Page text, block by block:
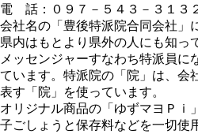
電 話：０９７－５４３－３１３
会社名の「豊後特派院合同会社」
県内はもとより県外の人にも知っ
メッセンジャーすなわち特派員に
ています。特派院の「院」は、会
表す「院」を使っています。
オリジナル商品の「ゆずマヨＰｉ
子ごしょうと保存料などを一切使